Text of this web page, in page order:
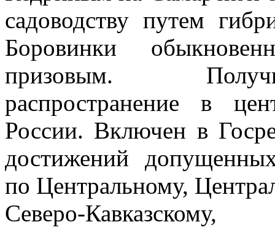
садоводству путем
Боровинки
призовым.
распространение в
России. Включен в
достижений
по Центральному,
Северо-Кавказскому,